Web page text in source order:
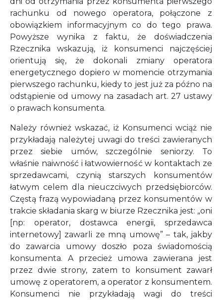
rachunku od nowego operatora, połączone z
obowiązkiem informacyjnym co do tego prawa.
Powyższe wynika z faktu, że doświadczenia
Rzecznika wskazują, iż konsumenci najczęściej
orientują się, że dokonali zmiany operatora
energetycznego dopiero w momencie otrzymania
pierwszego rachunku, kiedy to jest już za późno na
odstąpienie od umowy na zasadach art. 27 ustawy
o prawach konsumenta.
Należy również wskazać, iż Konsumenci wciąż nie
przykładają należytej uwagi do treści zawieranych
przez siebie umów, szczególnie seniorzy. To
właśnie naiwność i łatwowierność w kontaktach ze
sprzedawcami, czynią starszych konsumentów
łatwym celem dla nieuczciwych przedsiębiorców.
Częstą frazą wypowiadaną przez konsumentów w
trakcie składania skarg w biurze Rzecznika jest: „oni
[np: operator, dostawca energii, sprzedawca
internetowy] zawarli ze mną umowę” – tak, jakby
do zawarcia umowy doszło poza świadomością
konsumenta. A przecież umowa zawierana jest
przez dwie strony, zatem to konsument zawarł
umowę z operatorem, a operator z konsumentem.
Konsumenci nie przykładają wagi do treści